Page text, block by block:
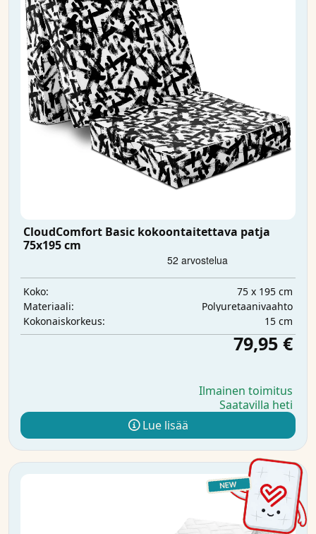
CloudComfort Basic kokoontaitettava patja
75x195 cm
Koko:
75 x 195 cm
Materiaali:
Polyuretaanivaahto
Kokonaiskorkeus:
15 cm
79,95 €
Ilmainen toimitus
Saatavilla heti
Lue lisää